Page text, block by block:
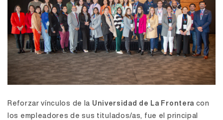
Reforzar vínculos de la Universidad de La Frontera con
los empleadores de sus titulados/as, fue el principal